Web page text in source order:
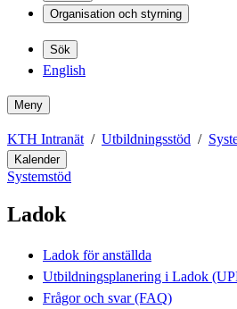
Organisation och styrning
Sök
English
Meny
KTH Intranät Utbildningsstöd
Kalender
Systemstöd
Ladok
Ladok för anställda
Utbildningsplanering i Ladok
Frågor och svar (FAQ)